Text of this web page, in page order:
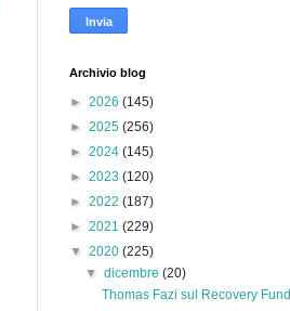
Archivio blog
► 2026 (145)
► 2025 (256)
► 2024 (145)
► 2023 (120)
► 2022 (187)
► 2021 (229)
▼ 2020 (225)
▼dicembre(20)
Thomas Fazi sul Recovery Fund